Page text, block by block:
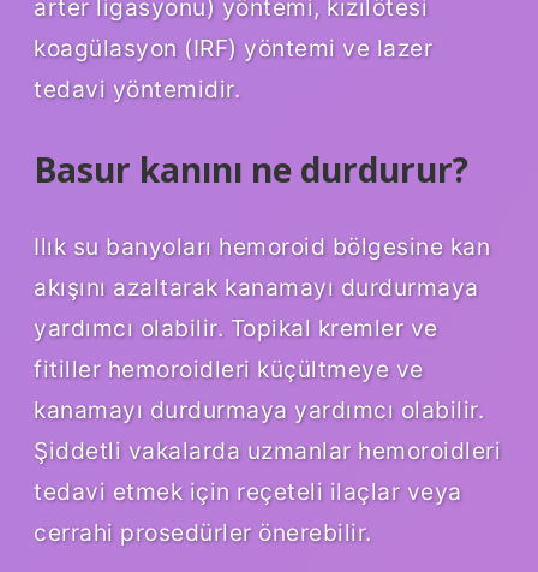
arter ligasyonu) yöntemi, kızılötesi
koagülasyon (IRF) yöntemi ve lazer
tedavi yöntemidir.
Basur kanını ne durdurur?
Ilık su banyoları hemoroid bölgesine kan
akışını azaltarak kanamayı durdurmaya
yardımcı olabilir. Topikal kremler ve
fitiller hemoroidleri küçültmeye ve
kanamayı durdurmaya yardımcı olabilir.
Şiddetli vakalarda uzmanlar hemoroidleri
tedavi etmek için reçeteli ilaçlar veya
cerrahi prosedürler önerebilir.